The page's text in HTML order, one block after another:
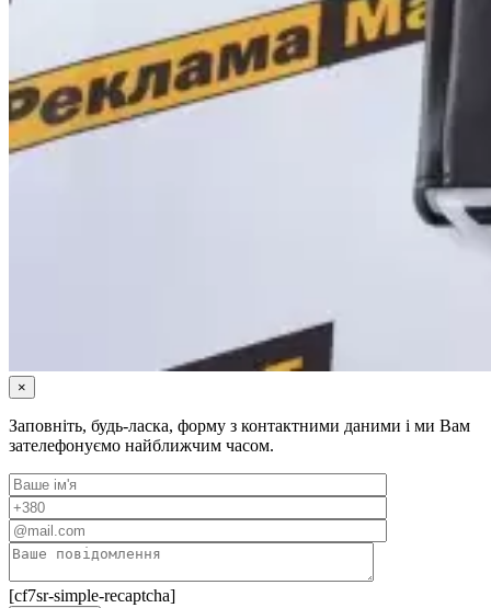
×
Заповніть, будь-ласка, форму з контактними даними і ми Вам
зателефонуємо найближчим часом.
[cf7sr-simple-recaptcha]